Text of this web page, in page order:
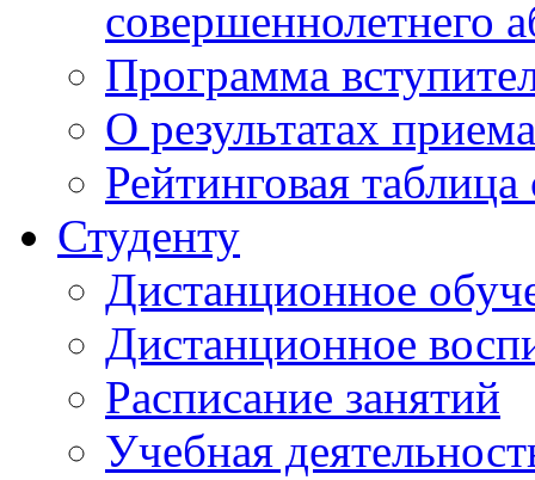
совершеннолетнего
Программа
О результатах приема
Рейтинговая
Студенту
Дистанционное
Дистанционное
Расписание занятий
Учебная